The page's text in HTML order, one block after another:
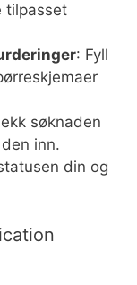
tilpasset
: Fyll
søknaden
inn.
din og